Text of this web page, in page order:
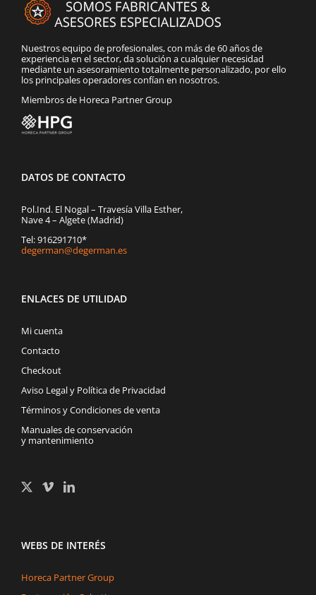
Nuestros equipo de profesionales, con más de 60 años de
experiencia en el sector, da solución a cualquier necesidad
mediante un asesoramiento totalmente personalizado, por ello
los principales operadores confían en nosotros.
Miembros de Horeca Partner Group
DATOS DE CONTACTO
Pol.Ind. El Nogal – Travesía Villa Esther,
Nave 4 – Algete (Madrid)
Tel: 916291710*
degerman@degerman.es
ENLACES DE UTILIDAD
Mi cuenta
Contacto
Checkout
Aviso Legal y Política de Privacidad
Términos y Condiciones de venta
Manuales de conservación
y mantenimiento
WEBS DE INTERÉS
Horeca Partner Group